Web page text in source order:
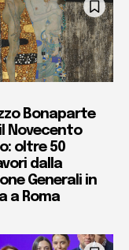
Bonaparte
Novecento
oltre 50
dalla
Generali in
a Roma